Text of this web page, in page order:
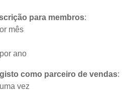
para membros:
mês
ano
como parceiro de vendas:
vez